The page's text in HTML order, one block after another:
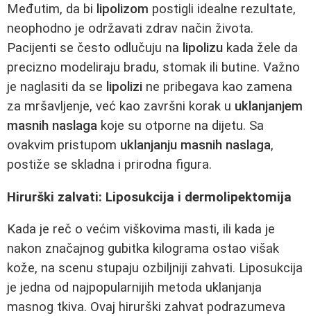
Međutim, da bi lipolizom postigli idealne rezultate,
neophodno je održavati zdrav način života.
Pacijenti se često odlučuju na lipolizu kada žele da
precizno modeliraju bradu, stomak ili butine. Važno
je naglasiti da se lipolizi ne pribegava kao zamena
za mršavljenje, već kao završni korak u uklanjanjem
masnih naslaga koje su otporne na dijetu. Sa
ovakvim pristupom uklanjanju masnih naslaga,
postiže se skladna i prirodna figura.
Hirurški zalvati: Liposukcija i dermolipektomija
Kada je reč o većim viškovima masti, ili kada je
nakon značajnog gubitka kilograma ostao višak
kože, na scenu stupaju ozbiljniji zahvati. Liposukcija
je jedna od najpopularnijih metoda uklanjanja
masnog tkiva. Ovaj hirurški zahvat podrazumeva